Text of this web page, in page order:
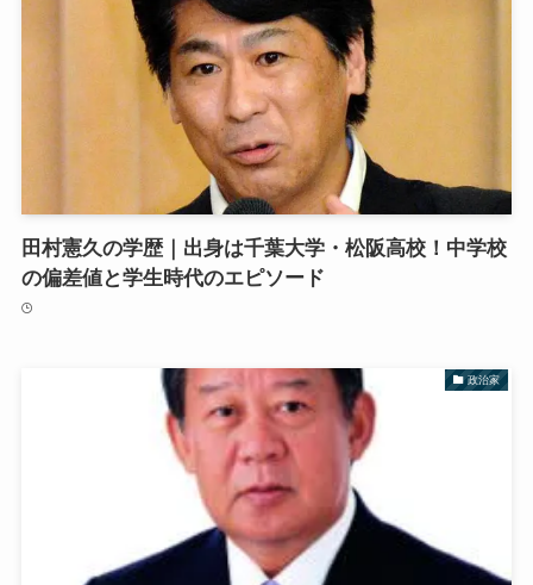
田村憲久の学歴｜出身は千葉大学・松阪高校！中学校
の偏差値と学生時代のエピソード
政治家